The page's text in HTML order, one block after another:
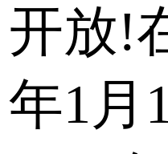
开放!
年1月